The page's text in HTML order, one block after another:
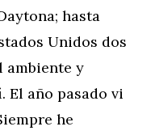
hasta
Unidos dos
ambiente y
El año pasado vi
he